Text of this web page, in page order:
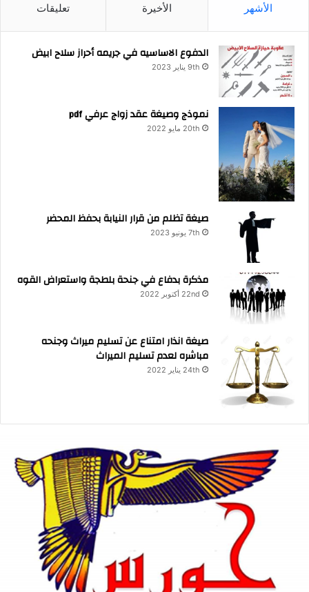
الأشهر الأخيرة تعليقات
الدفوع الاساسيه في جريمه أحراز سلاح ابيض
9th يناير 2023
نموذج وصيغة عقد زواج عرفي pdf
20th مايو 2022
صيغة تظلم من قرار النيابة بحفظ المحضر
7th يونيو 2023
مذكرة بدفاع في جنحة بلطجة واستعراض القوه
22nd أكتوبر 2022
صيغة انذار امتناع عن تسليم ميراث وجنحه
مباشره لعدم تسليم الميراث
24th يناير 2022